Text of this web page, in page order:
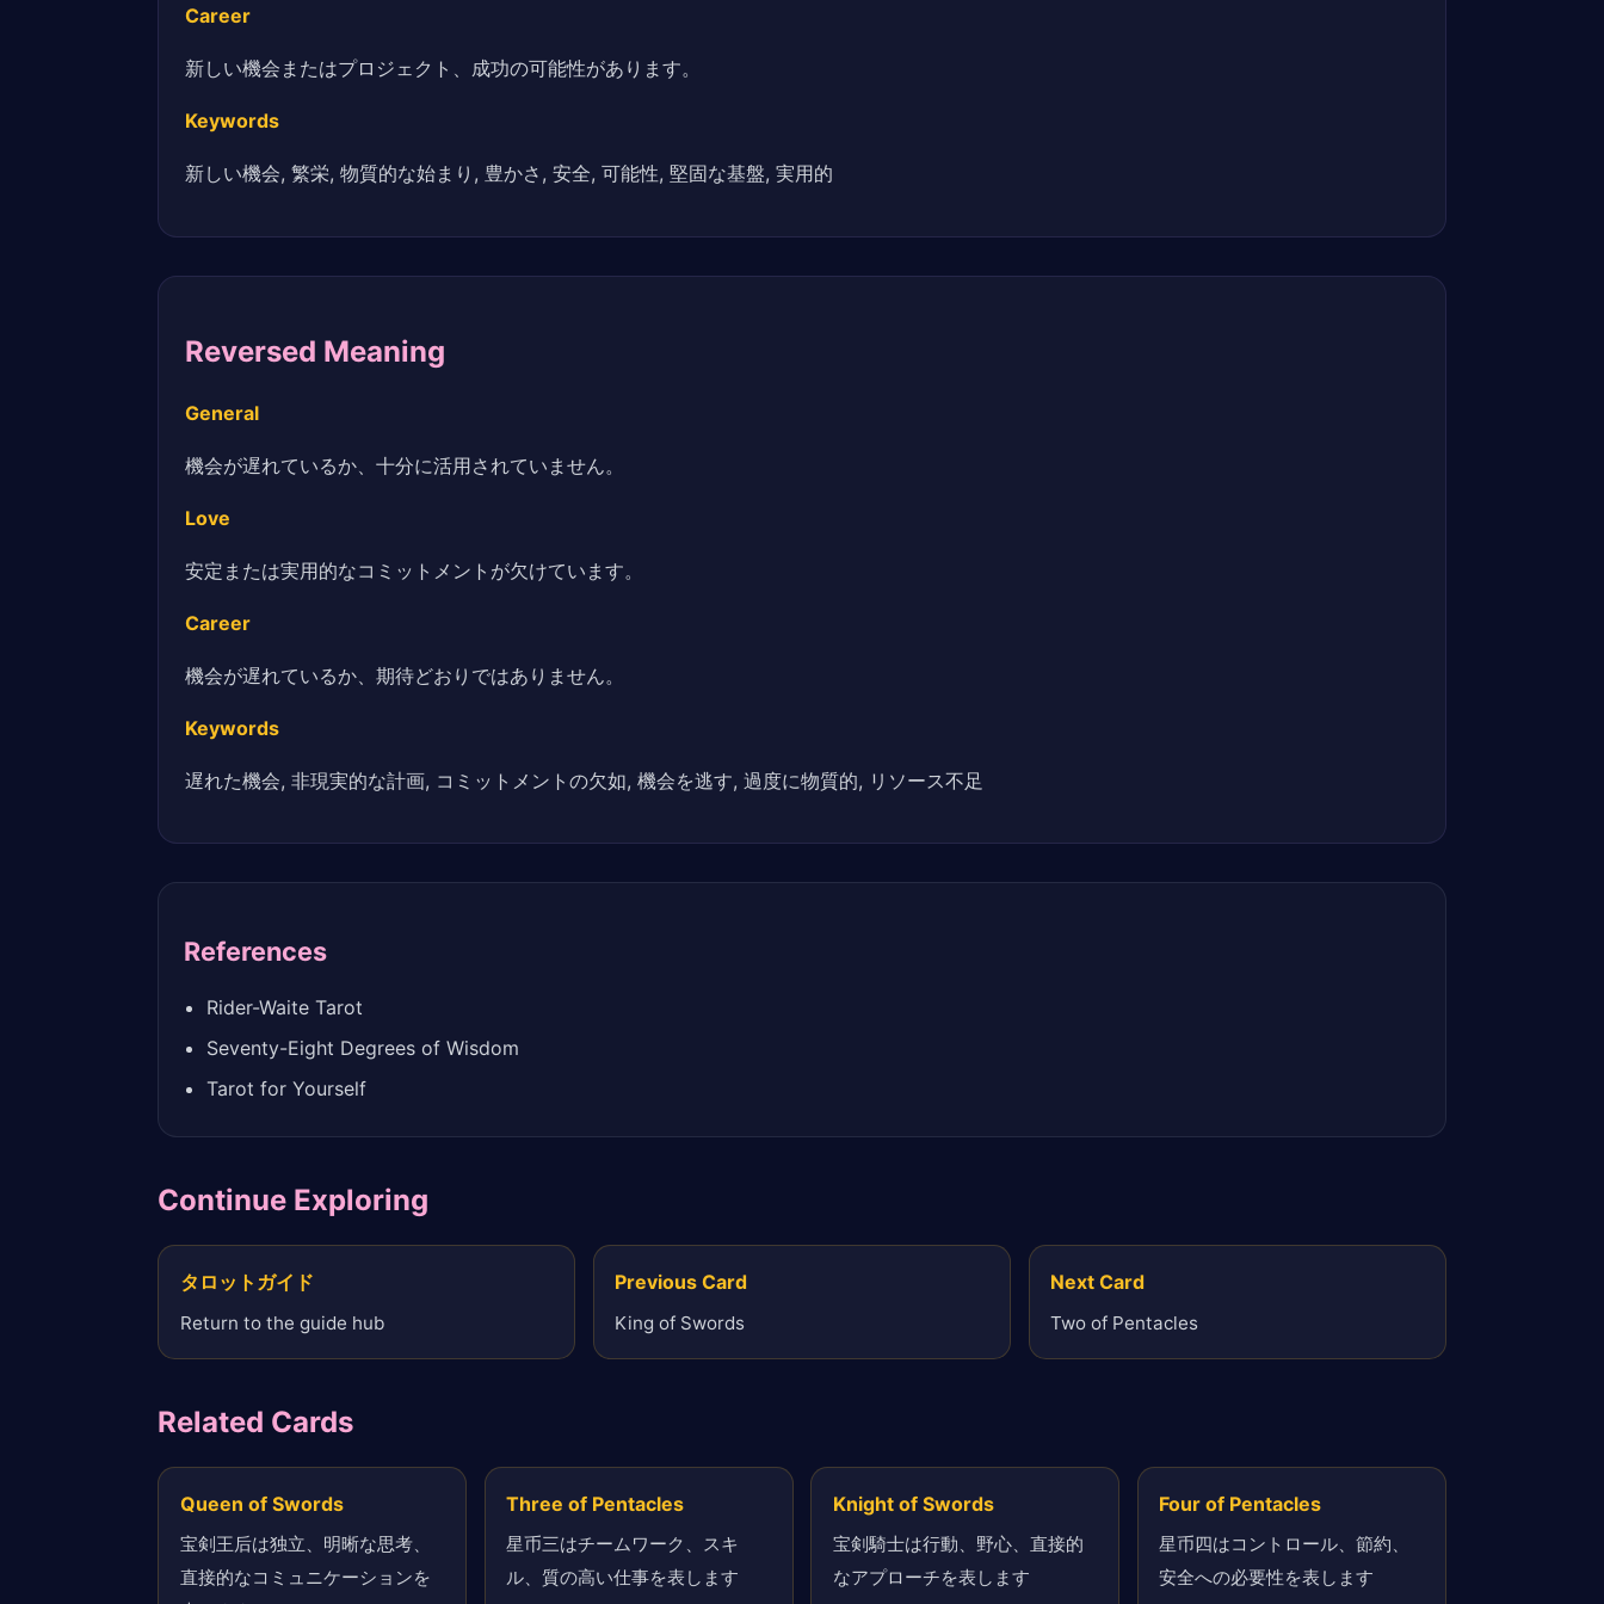
Career
新しい機会またはプロジェクト、成功の可能性があります。
Keywords
新しい機会, 繁栄, 物質的な始まり, 豊かさ, 安全, 可能性, 堅固な基盤, 実用的
Reversed Meaning
General
機会が遅れているか、十分に活用されていません。
Love
安定または実用的なコミットメントが欠けています。
Career
機会が遅れているか、期待どおりではありません。
Keywords
遅れた機会, 非現実的な計画, コミットメントの欠如, 機会を逃す, 過度に物質的, リソース不足
References
Rider-Waite Tarot
Seventy-Eight Degrees of Wisdom
Tarot for Yourself
Continue Exploring
タロットガイド
Return to the guide hub
Previous Card
King of Swords
Next Card
Two of Pentacles
Related Cards
Queen of Swords
宝剣王后は独立、明晰な思考、
直接的なコミュニケーションを
Three of Pentacles
星币三はチームワーク、スキ
ル、質の高い仕事を表します
Knight of Swords
宝剣騎士は行動、野心、直接的
なアプローチを表します
Four of Pentacles
星币四はコントロール、節約、
安全への必要性を表します